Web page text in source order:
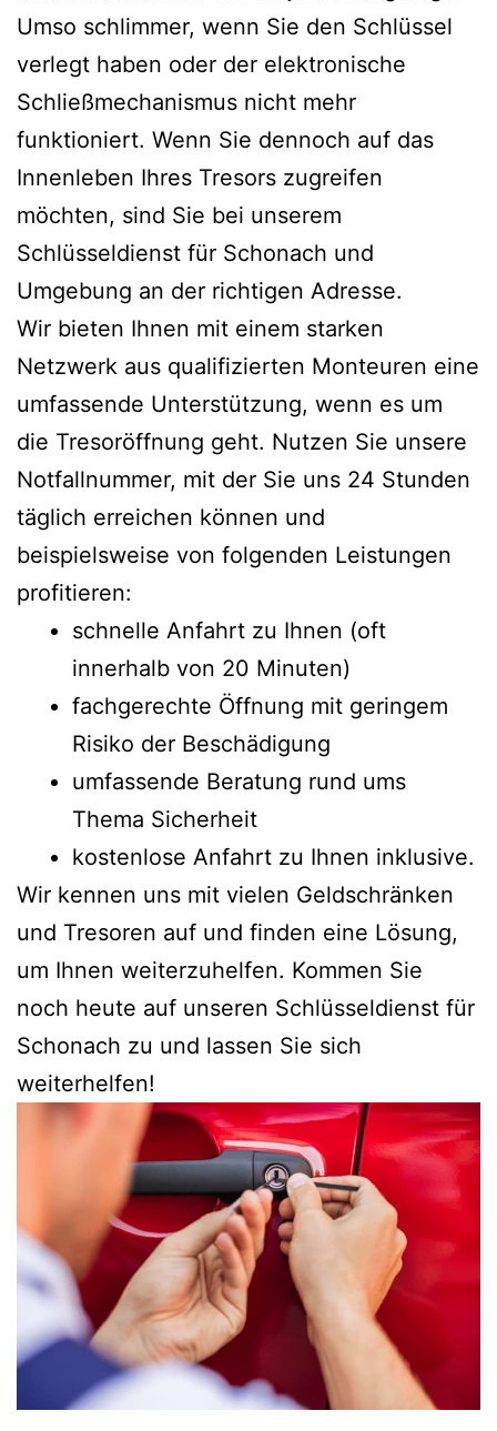
Umso schlimmer, wenn Sie den Schlüssel
verlegt haben oder der elektronische
Schließmechanismus nicht mehr
funktioniert. Wenn Sie dennoch auf das
Innenleben Ihres Tresors zugreifen
möchten, sind Sie bei unserem
Schlüsseldienst für Schonach und
Umgebung an der richtigen Adresse.
Wir bieten Ihnen mit einem starken
Netzwerk aus qualifizierten Monteuren eine
umfassende Unterstützung, wenn es um
die Tresoröffnung geht. Nutzen Sie unsere
Notfallnummer, mit der Sie uns 24 Stunden
täglich erreichen können und
beispielsweise von folgenden Leistungen
profitieren:
schnelle Anfahrt zu Ihnen (oft
innerhalb von 20 Minuten)
fachgerechte Öffnung mit geringem
Risiko der Beschädigung
umfassende Beratung rund ums
Thema Sicherheit
kostenlose Anfahrt zu Ihnen inklusive.
Wir kennen uns mit vielen Geldschränken
und Tresoren auf und finden eine Lösung,
um Ihnen weiterzuhelfen. Kommen Sie
noch heute auf unseren Schlüsseldienst für
Schonach zu und lassen Sie sich
weiterhelfen!